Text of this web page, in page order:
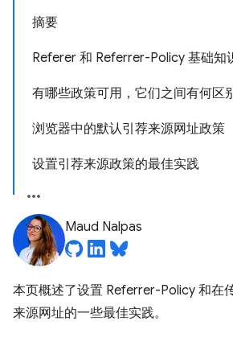
摘要
Referer 和 Referrer-Policy 基础知
有哪些政策可用，它们之间有何区
浏览器中的默认引荐来源网址政策
设置引荐来源政策的最佳实践
Maud Nalpas
本页概述了设置 Referrer-Policy 和在
来源网址的一些最佳实践。